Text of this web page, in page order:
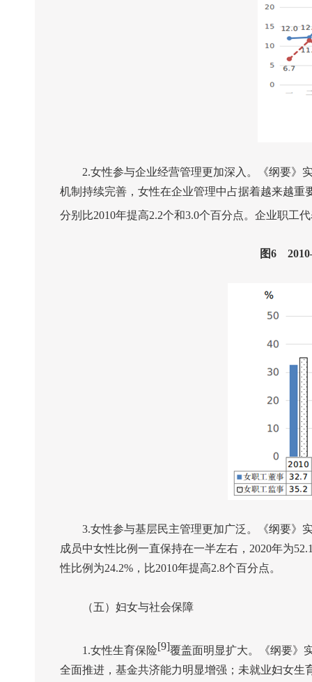
2.女性参与企业经营管理更加深入。《纲要》
机制持续完善，女性在企业管理中占据着越来越重
分别比2010年提高2.2个和3.0个百分点。企业职工
图6 2010
3.女性参与基层民主管理更加广泛。《纲要》
成员中女性比例一直保持在一半左右， 2020年为
性比例为24.2% ，比2010年提高2.8个百分点。
（五）妇女与社会保障
1.女性生育保险[9]覆盖面明显扩大。《纲要》
全面推进，基金共济能力明显增强；未就业妇女